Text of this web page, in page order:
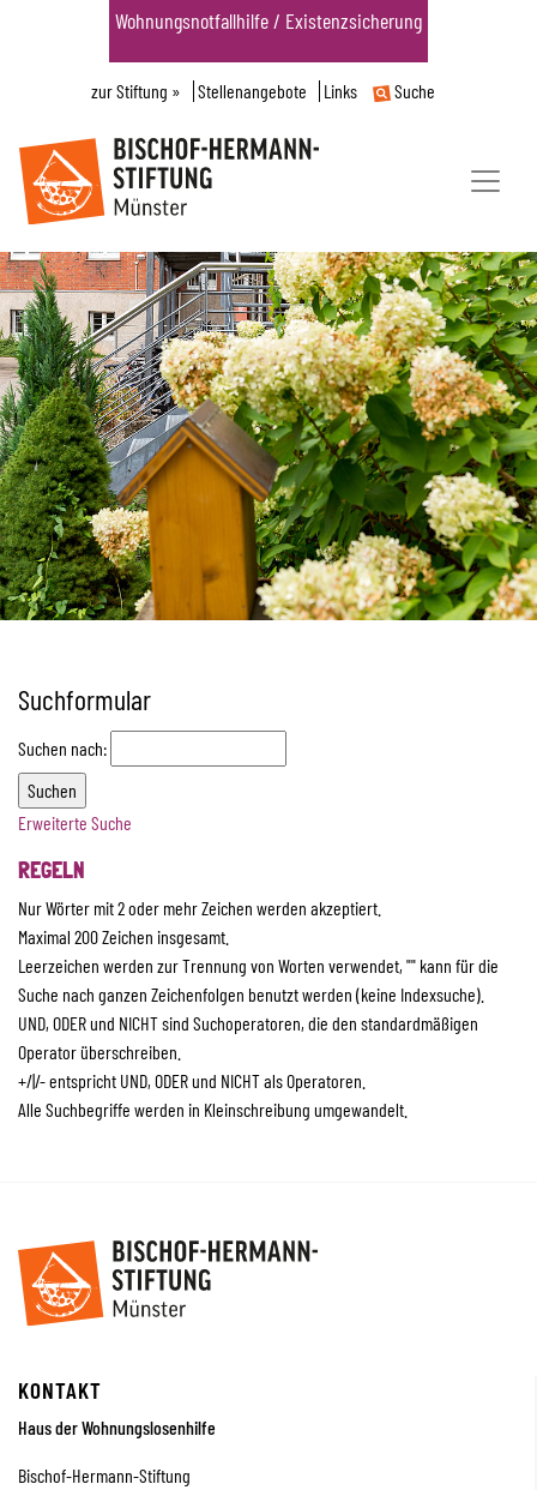
Wohnungsnotfallhilfe / Existenzsicherung
zur Stiftung » Stellenangebote Links Suche
Suchformular
Suchen nach:
Erweiterte Suche
REGELN
Nur Wörter mit 2 oder mehr Zeichen werden akzeptiert.
Maximal 200 Zeichen insgesamt.
Leerzeichen werden zur Trennung von Worten verwendet, "" kann für die
Suche nach ganzen Zeichenfolgen benutzt werden (keine Indexsuche).
UND, ODER und NICHT sind Suchoperatoren, die den standardmäßigen
Operator überschreiben.
+/|/- entspricht UND, ODER und NICHT als Operatoren.
Alle Suchbegriffe werden in Kleinschreibung umgewandelt.
KONTAKT
Haus der Wohnungslosenhilfe
Bischof-Hermann-Stiftung